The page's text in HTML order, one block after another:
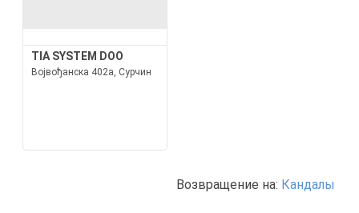
TIA SYSTEM DOO
Војвођанска 402а, Сурчин
Возвращение на: Кандалы